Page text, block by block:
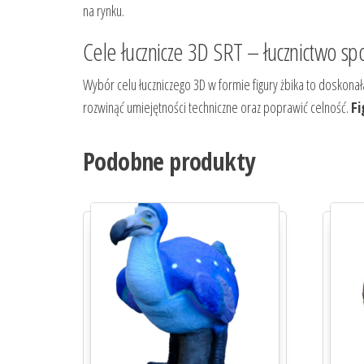
na rynku.
Cele łucznicze 3D SRT – łucznictwo
Wybór celu łuczniczego 3D w formie figury żbika to
rozwinąć umiejętności techniczne oraz poprawić celność.
Podobne produkty